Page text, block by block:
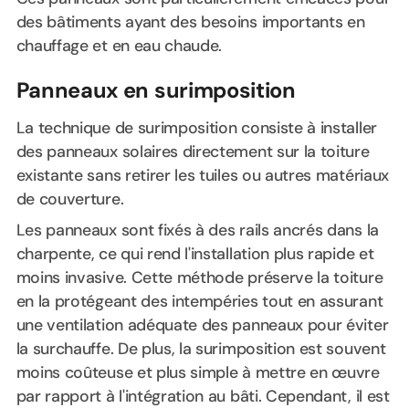
des bâtiments ayant des besoins importants en
chauffage et en eau chaude.
Panneaux en surimposition
La technique de surimposition consiste à installer
des panneaux solaires directement sur la toiture
existante sans retirer les tuiles ou autres matériaux
de couverture.
Les panneaux sont fixés à des rails ancrés dans la
charpente, ce qui rend l'installation plus rapide et
moins invasive. Cette méthode préserve la toiture
en la protégeant des intempéries tout en assurant
une ventilation adéquate des panneaux pour éviter
la surchauffe. De plus, la surimposition est souvent
moins coûteuse et plus simple à mettre en œuvre
par rapport à l'intégration au bâti. Cependant, il est